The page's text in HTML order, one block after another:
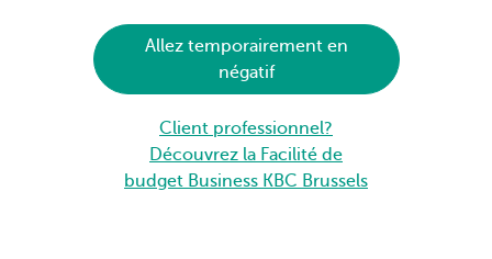
Allez temporairement en
négatif
Client professionnel?
Découvrez la Facilité de
budget Business KBC Brussels